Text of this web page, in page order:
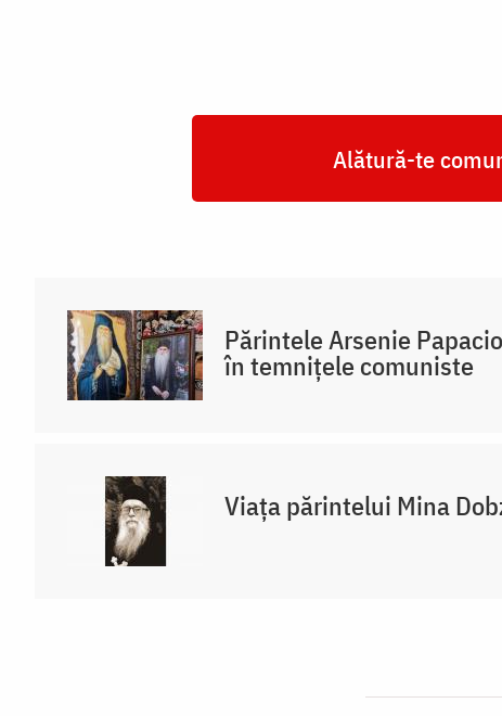
Alătură-te
Părintele Arsenie
în temnițele comuniste
Viața părintelui Mina